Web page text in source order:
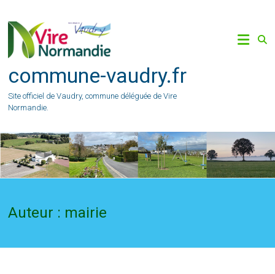
content
commune-vaudry.fr
Site officiel de Vaudry, commune déléguée de Vire
Normandie.
Auteur : mairie